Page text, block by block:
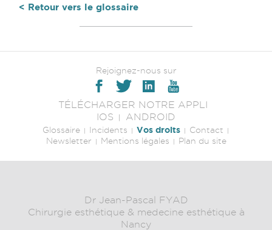
< Retour vers le glossaire
Rejoignez-nous sur
TÉLÉCHARGER NOTRE APPLI
IOS
ANDROID
Glossaire Incidents Vos droits
Contact
Newsletter
Mentions légales Plan du site
Dr Jean-Pascal FYAD
Chirurgie esthétique & medecine esthétique à
Nancy